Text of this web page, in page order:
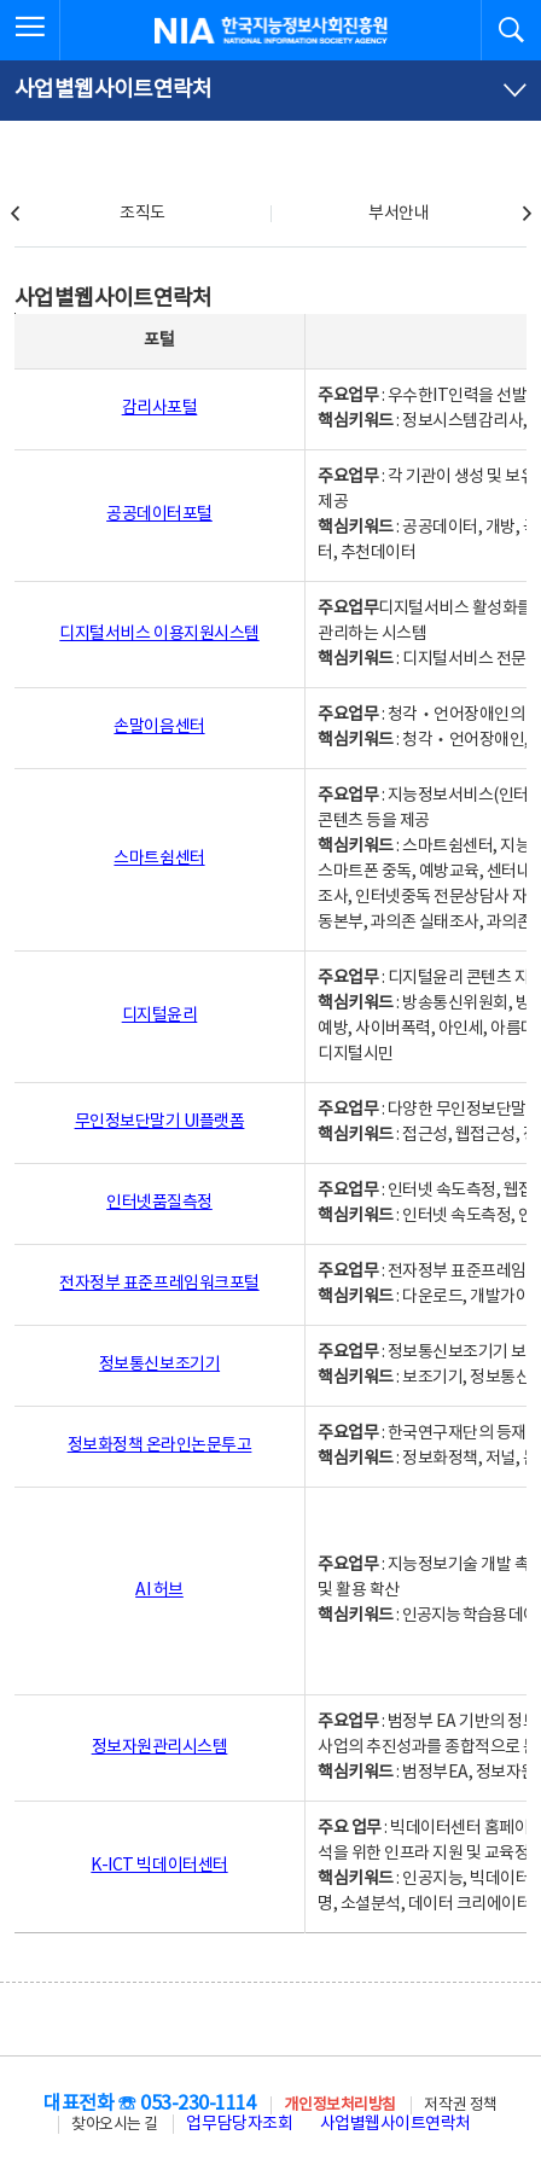
문
로
가
체
뉴
바
가
한국지능정보사회진흥원
사업별웹사이트연락처
조직도 부서안내
사업별웹사이트연락처
포털
감리사포털
주요업무: 우수한IT인력을 선발
핵심키워드: 정보시스템감리사,
공공데이터포털
주요업무: 각 기관이 생성 및 보
제공
핵심키워드: 공공데이터, 개방,
터, 추천데이터
디지털서비스 이용지원시스템
주요업무디지털서비스 활성화를
관리하는 시스템
핵심키워드: 디지털서비스 전문
손말이음센터
주요업무: 청각‧언어장애인의
핵심키워드: 청각‧언어장애인,
스마트쉼센터
주요업무: 지능정보서비스(인터
콘텐츠 등을 제공
핵심키워드: 스마트쉼센터, 지능
스마트폰 중독, 예방교육, 센터내
조사, 인터넷중독 전문상담사 자
동본부, 과의존 실태조사, 과의존
디지털윤리
주요업무: 디지털윤리 콘텐츠 지
핵심키워드: 방송통신위원회, 방
예방, 사이버폭력, 아인세, 아름
디지털시민
무인정보단말기 UI플랫폼
주요업무: 다양한 무인정보단말
핵심키워드: 접근성, 웹접근성,
인터넷품질측정
주요업무: 인터넷 속도측정, 웹접
핵심키워드: 인터넷 속도측정, 인
전자정부 표준프레임워크포털
주요업무: 전자정부 표준프레임
핵심키워드: 다운로드, 개발가이
정보통신보조기기
주요업무: 정보통신보조기기 보
핵심키워드: 보조기기, 정보통신
정보화정책 온라인논문투고
주요업무: 한국연구재단의 등재
핵심키워드: 정보화정책, 저널,
AI 허브
주요업무: 지능정보기술 개발 촉
및 활용 확산
핵심키워드: 인공지능 학습용 데
정보자원관리시스템
주요업무: 범정부 EA 기반의 정
사업의 추진성과를 종합적으로
핵심키워드: 범정부EA, 정보자
K-ICT 빅데이터센터
주요 업무: 빅데이터센터 홈페이
석을 위한 인프라 지원 및 교육정
핵심키워드: 인공지능, 빅데이터,
명, 소셜분석, 데이터 크리에이터
대표전화 ☏ 053-230-1114 개인정보처리방침
저작권 정책
찾아오시는 길
업무담당자조회 사업별웹사이트연락처